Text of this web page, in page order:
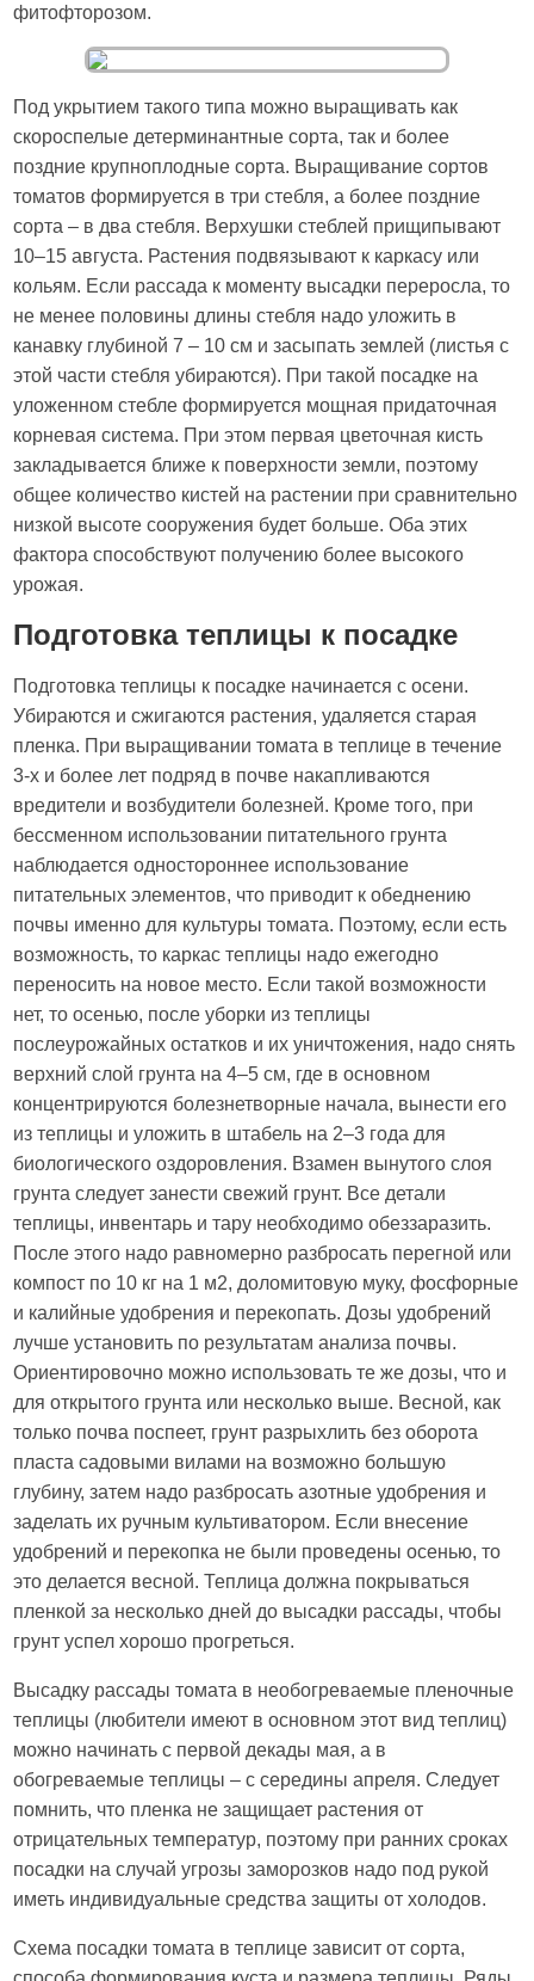
фитофторозом.
Под укрытием такого типа можно выращивать как
скороспелые детерминантные сорта, так и более
поздние крупноплодные сорта. Выращивание сортов
томатов формируется в три стебля, а более поздние
сорта – в два стебля. Верхушки стеблей прищипывают
10–15 августа. Растения подвязывают к каркасу или
кольям. Если рассада к моменту высадки переросла, то
не менее половины длины стебля надо уложить в
канавку глубиной 7 – 10 см и засыпать землей (листья с
этой части стебля убираются). При такой посадке на
уложенном стебле формируется мощная придаточная
корневая система. При этом первая цветочная кисть
закладывается ближе к поверхности земли, поэтому
общее количество кистей на растении при сравнительно
низкой высоте сооружения будет больше. Оба этих
фактора способствуют получению более высокого
урожая.
Подготовка теплицы к посадке
Подготовка теплицы к посадке начинается с осени.
Убираются и сжигаются растения, удаляется старая
пленка. При выращивании томата в теплице в течение
3-х и более лет подряд в почве накапливаются
вредители и возбудители болезней. Кроме того, при
бессменном использовании питательного грунта
наблюдается одностороннее использование
питательных элементов, что приводит к обеднению
почвы именно для культуры томата. Поэтому, если есть
возможность, то каркас теплицы надо ежегодно
переносить на новое место. Если такой возможности
нет, то осенью, после уборки из теплицы
послеурожайных остатков и их уничтожения, надо снять
верхний слой грунта на 4–5 см, где в основном
концентрируются болезнетворные начала, вынести его
из теплицы и уложить в штабель на 2–3 года для
биологического оздоровления. Взамен вынутого слоя
грунта следует занести свежий грунт. Все детали
теплицы, инвентарь и тару необходимо обеззаразить.
После этого надо равномерно разбросать перегной или
компост по 10 кг на 1 м2, доломитовую муку, фосфорные
и калийные удобрения и перекопать. Дозы удобрений
лучше установить по результатам анализа почвы.
Ориентировочно можно использовать те же дозы, что и
для открытого грунта или несколько выше. Весной, как
только почва поспеет, грунт разрыхлить без оборота
пласта садовыми вилами на возможно большую
глубину, затем надо разбросать азотные удобрения и
заделать их ручным культиватором. Если внесение
удобрений и перекопка не были проведены осенью, то
это делается весной. Теплица должна покрываться
пленкой за несколько дней до высадки рассады, чтобы
грунт успел хорошо прогреться.
Высадку рассады томата в необогреваемые пленочные
теплицы (любители имеют в основном этот вид теплиц)
можно начинать с первой декады мая, а в
обогреваемые теплицы – с середины апреля. Следует
помнить, что пленка не защищает растения от
отрицательных температур, поэтому при ранних сроках
посадки на случай угрозы заморозков надо под рукой
иметь индивидуальные средства защиты от холодов.
Схема посадки томата в теплице зависит от сорта,